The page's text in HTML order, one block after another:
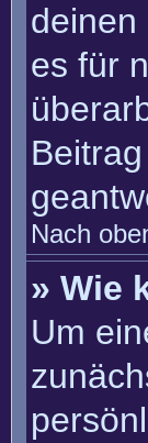
deinen
es für
Nach
» Wie
Um